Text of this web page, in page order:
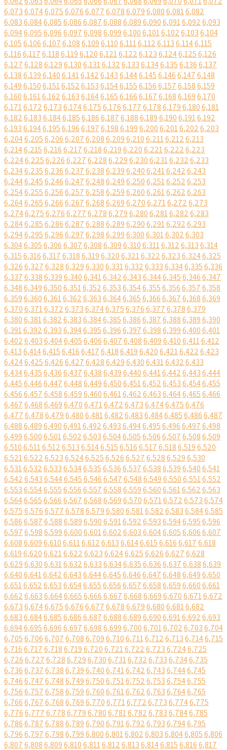
6,0736,0746,0756,0766,0776,0786,0796,0806,0816,082
6,0836,0846,0856,0866,0876,0886,0896,0906,0916,0926,093
6,0946,0956,0966,0976,0986,0996,1006,1016,1026,1036,104
6,1056,1066,1076,1086,1096,1106,1116,1126,1136,1146,115
6,1166,1176,1186,1196,1206,1216,1226,1236,1246,1256,126
6,1276,1286,1296,1306,1316,1326,1336,1346,1356,1366,137
6,1386,1396,1406,1416,1426,1436,1446,1456,1466,1476,148
6,1496,1506,1516,1526,1536,1546,1556,1566,1576,1586,159
6,1606,1616,1626,1636,1646,1656,1666,1676,1686,1696,170
6,1716,1726,1736,1746,1756,1766,1776,1786,1796,1806,181
6,1826,1836,1846,1856,1866,1876,1886,1896,1906,1916,192
6,1936,1946,1956,1966,1976,1986,1996,2006,2016,2026,203
6,2046,2056,2066,2076,2086,2096,2106,2116,2126,213
6,2146,2156,2166,2176,2186,2196,2206,2216,2226,223
6,2246,2256,2266,2276,2286,2296,2306,2316,2326,233
6,2346,2356,2366,2376,2386,2396,2406,2416,2426,243
6,2446,2456,2466,2476,2486,2496,2506,2516,2526,253
6,2546,2556,2566,2576,2586,2596,2606,2616,2626,263
6,2646,2656,2666,2676,2686,2696,2706,2716,2726,273
6,2746,2756,2766,2776,2786,2796,2806,2816,2826,283
6,2846,2856,2866,2876,2886,2896,2906,2916,2926,293
6,2946,2956,2966,2976,2986,2996,3006,3016,3026,303
6,3046,3056,3066,3076,3086,3096,3106,3116,3126,3136,314
6,3156,3166,3176,3186,3196,3206,3216,3226,3236,3246,325
6,3266,3276,3286,3296,3306,3316,3326,3336,3346,3356,336
6,3376,3386,3396,3406,3416,3426,3436,3446,3456,3466,347
6,3486,3496,3506,3516,3526,3536,3546,3556,3566,3576,358
6,3596,3606,3616,3626,3636,3646,3656,3666,3676,3686,369
6,3706,3716,3726,3736,3746,3756,3766,3776,3786,379
6,3806,3816,3826,3836,3846,3856,3866,3876,3886,3896,390
6,3916,3926,3936,3946,3956,3966,3976,3986,3996,4006,401
6,4026,4036,4046,4056,4066,4076,4086,4096,4106,4116,412
6,4136,4146,4156,4166,4176,4186,4196,4206,4216,4226,423
6,4246,4256,4266,4276,4286,4296,4306,4316,4326,433
6,4346,4356,4366,4376,4386,4396,4406,4416,4426,4436,444
6,4456,4466,4476,4486,4496,4506,4516,4526,4536,4546,455
6,4566,4576,4586,4596,4606,4616,4626,4636,4646,4656,466
6,4676,4686,4696,4706,4716,4726,4736,4746,4756,476
6,4776,4786,4796,4806,4816,4826,4836,4846,4856,4866,487
6,4886,4896,4906,4916,4926,4936,4946,4956,4966,4976,498
6,4996,5006,5016,5026,5036,5046,5056,5066,5076,5086,509
6,5106,5116,5126,5136,5146,5156,5166,5176,5186,5196,520
6,5216,5226,5236,5246,5256,5266,5276,5286,5296,530
6,5316,5326,5336,5346,5356,5366,5376,5386,5396,5406,541
6,5426,5436,5446,5456,5466,5476,5486,5496,5506,5516,552
6,5536,5546,5556,5566,5576,5586,5596,5606,5616,5626,563
6,5646,5656,5666,5676,5686,5696,5706,5716,5726,5736,574
6,5756,5766,5776,5786,5796,5806,5816,5826,5836,5846,585
6,5866,5876,5886,5896,5906,5916,5926,5936,5946,5956,596
6,5976,5986,5996,6006,6016,6026,6036,6046,6056,6066,607
6,6086,6096,6106,6116,6126,6136,6146,6156,6166,6176,618
6,6196,6206,6216,6226,6236,6246,6256,6266,6276,628
6,6296,6306,6316,6326,6336,6346,6356,6366,6376,6386,639
6,6406,6416,6426,6436,6446,6456,6466,6476,6486,6496,650
6,6516,6526,6536,6546,6556,6566,6576,6586,6596,6606,661
6,6626,6636,6646,6656,6666,6676,6686,6696,6706,6716,672
6,6736,6746,6756,6766,6776,6786,6796,6806,6816,682
6,6836,6846,6856,6866,6876,6886,6896,6906,6916,6926,693
6,6946,6956,6966,6976,6986,6996,7006,7016,7026,7036,704
6,7056,7066,7076,7086,7096,7106,7116,7126,7136,7146,715
6,7166,7176,7186,7196,7206,7216,7226,7236,7246,725
6,7266,7276,7286,7296,7306,7316,7326,7336,7346,735
6,7366,7376,7386,7396,7406,7416,7426,7436,7446,745
6,7466,7476,7486,7496,7506,7516,7526,7536,7546,755
6,7566,7576,7586,7596,7606,7616,7626,7636,7646,765
6,7666,7676,7686,7696,7706,7716,7726,7736,7746,775
6,7766,7776,7786,7796,7806,7816,7826,7836,7846,785
6,7866,7876,7886,7896,7906,7916,7926,7936,7946,795
6,7966,7976,7986,7996,8006,8016,8026,8036,8046,8056,806
6,8076,8086,8096,8106,8116,8126,8136,8146,8156,8166,817